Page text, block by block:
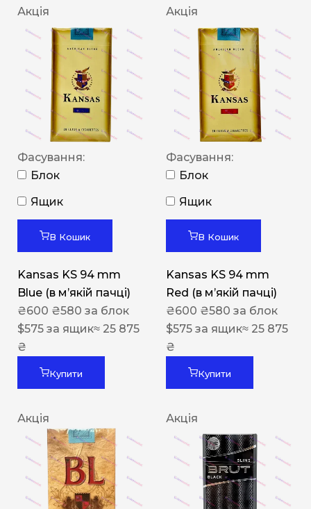
Акція
Фасування:
Блок
Ящик
В Кошик
Kansas KS 94 mm
Blue (в мʼякій пачці)
₴600 ₴580 за блок
$575 за ящик≈ 25 875
₴
Купити
Акція
Фасування:
Блок
Ящик
В Кошик
Kansas KS 94 mm
Red (в мʼякій пачці)
₴600 ₴580 за блок
$575 за ящик≈ 25 875
₴
Купити
Акція Акція